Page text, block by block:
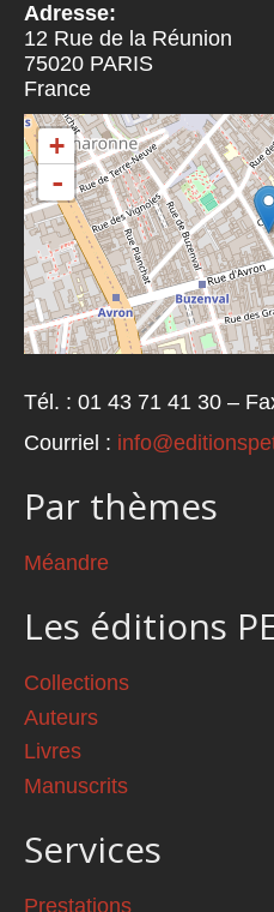
Adresse:
12 Rue de la Réunion
75020 PARIS
France
+
-
Tél. : 01 43 71 41 30 –
Courriel :
Par thèmes
Méandre
Les éditions
Collections
Auteurs
Livres
Manuscrits
Services
Prestations